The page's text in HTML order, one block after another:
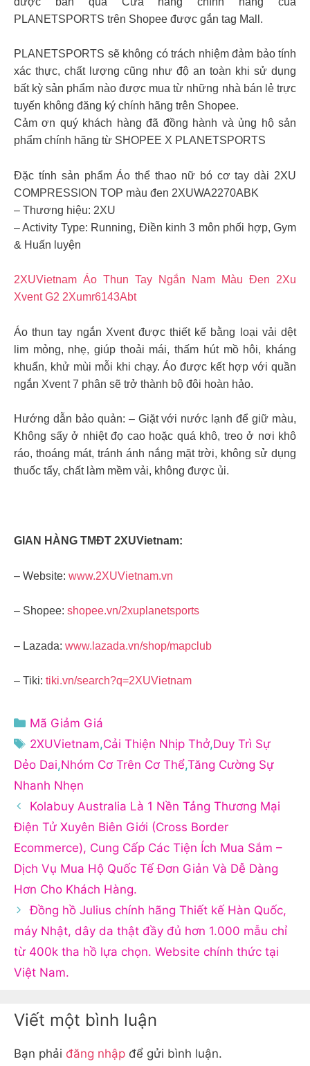
PLANETSPORTS trên Shopee được gắn tag Mall.
PLANETSPORTS sẽ không có trách nhiệm đảm bảo tính
xác thực, chất lượng cũng như độ an toàn khi sử dụng
bất kỳ sản phẩm nào được mua từ những nhà bán lẻ trực
tuyến không đăng ký chính hãng trên Shopee.
Cảm ơn quý khách hàng đã đồng hành và ủng hộ sản
phẩm chính hãng từ SHOPEE X PLANETSPORTS
Đặc tính sản phẩm Áo thể thao nữ bó cơ tay dài 2XU
COMPRESSION TOP màu đen 2XUWA2270ABK
– Thương hiệu: 2XU
– Activity Type: Running, Điền kinh 3 môn phối hợp, Gym
& Huấn luyện
2XUVietnam Áo Thun Tay Ngắn Nam Màu Đen 2Xu
Xvent G2 2Xumr6143Abt
Áo thun tay ngắn Xvent được thiết kế bằng loại vải dệt
lim mỏng, nhẹ, giúp thoải mái, thấm hút mồ hôi, kháng
khuẩn, khử mùi mỗi khi chạy. Áo được kết hợp với quần
ngắn Xvent 7 phân sẽ trở thành bộ đôi hoàn hảo.
Hướng dẫn bảo quản: – Giặt với nước lạnh để giữ màu,
Không sấy ở nhiệt đọ cao hoặc quá khô, treo ở nơi khô
ráo, thoáng mát, tránh ánh nắng mặt trời, không sử dụng
thuốc tẩy, chất làm mềm vải, không được ủi.
GIAN HÀNG TMĐT 2XUVietnam:
– Website: www.2XUVietnam.vn
– Shopee: shopee.vn/2xuplanetsports
– Lazada: www.lazada.vn/shop/mapclub
– Tiki: tiki.vn/search?q=2XUVietnam
Danh
mục
Mã Giảm Giá
Thẻ
2XUVietnam,Cải Thiện Nhịp Thở,Duy Trì Sự
Dẻo Dai,Nhóm Cơ Trên Cơ Thể,Tăng Cường Sự
Nhanh Nhẹn
Kolabuy Australia Là 1 Nền Tảng Thương Mại
Điện Tử Xuyên Biên Giới (Cross Border
Ecommerce), Cung Cấp Các Tiện Ích Mua Sắm –
Dịch Vụ Mua Hộ Quốc Tế Đơn Giản Và Dễ Dàng
Hơn Cho Khách Hàng.
Đồng hồ Julius chính hãng Thiết kế Hàn Quốc,
máy Nhật, dây da thật đầy đủ hơn 1.000 mẫu chỉ
từ 400k tha hồ lựa chọn. Website chính thức tại
Việt Nam.
Viết một bình luận
Bạn phải đăng nhập để gửi bình luận.